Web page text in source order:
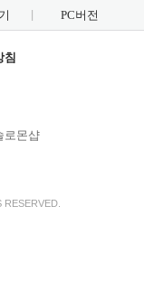
PC버전
침
로몬샵